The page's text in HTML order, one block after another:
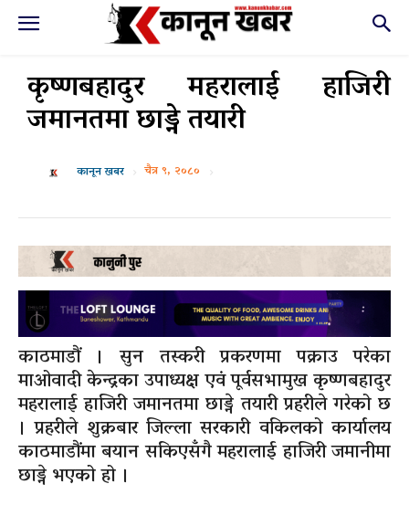
कृष्णबहादुर महरालाई हाजिरी
जमानतमा छाड्ने तयारी
कानून खबर चैत्र ९, २०८०
काठमाडौं । सुन तस्करी प्रकरणमा पक्राउ परेका
माओवादी केन्द्रका उपाध्यक्ष एवं पूर्वसभामुख कृष्णबहादुर
महरालाई हाजिरी जमानतमा छाड्ने तयारी प्रहरीले गरेको छ
। प्रहरीले शुक्रबार जिल्ला सरकारी वकिलको कार्यालय
काठमाडौंमा बयान सकिएसँगै महरालाई हाजिरी जमानीमा
छाड्ने भएको हो ।